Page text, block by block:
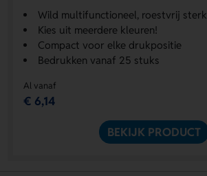
Wild multifunctioneel, roestvrij sterk
Kies uit meerdere kleuren!
Compact voor elke drukpositie
Bedrukken vanaf 25 stuks
Al vanaf
€ 6,14
BEKIJK PRODUCT